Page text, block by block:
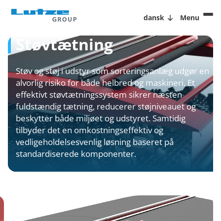
dansk Menu
Støvtætning
Støv og støj i udstyr som sorteringsanlæg udgør en
alvorlig risiko for både helbred og maskineri. Et
effektivt støvtætningssystem sikrer næsten
fuldstændig tætning, reducerer støjniveauet og
beskytter både miljøet og udstyret. Samtidig
tilbyder det en omkostningseffektiv og
vedligeholdelsesvenlig løsning baseret på
standardiserede komponenter.